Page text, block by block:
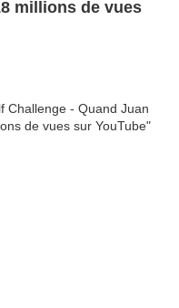
millions de vues